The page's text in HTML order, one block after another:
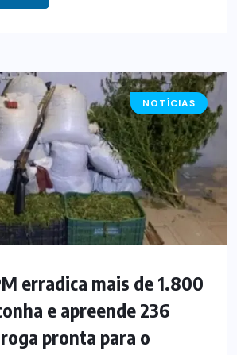
NOTÍCIAS
erradica mais de 1.800
e apreende 236
pronta para o